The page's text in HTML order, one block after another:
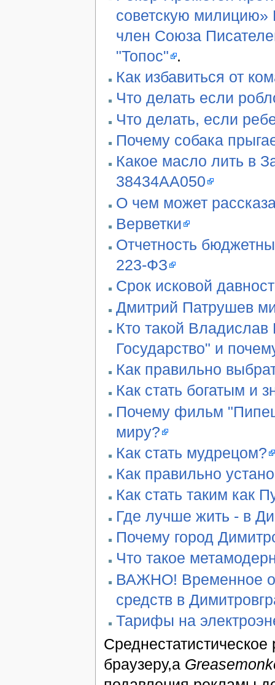
советскую
член Союза
"Топос" .
Как избавиться от
Что делать если
Что делать, если
Почему собака
Какое масло лить в
38434AA050
О чем может
Верветки
Отчетность
223-ФЗ
Срок исковой
Дмитрий Патрушев
Кто такой
Государство" и
Как правильно
Как стать богатым и
Почему фильм
миру?
Как стать мудрецом?
Как правильно
Как стать таким как
Где лучше жить - в
Почему город
Что такое
ВАЖНО! Временное
средств в
Тарифы на
браузеру,а